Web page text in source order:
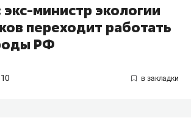
министр экологии
переходит работать
РФ
10